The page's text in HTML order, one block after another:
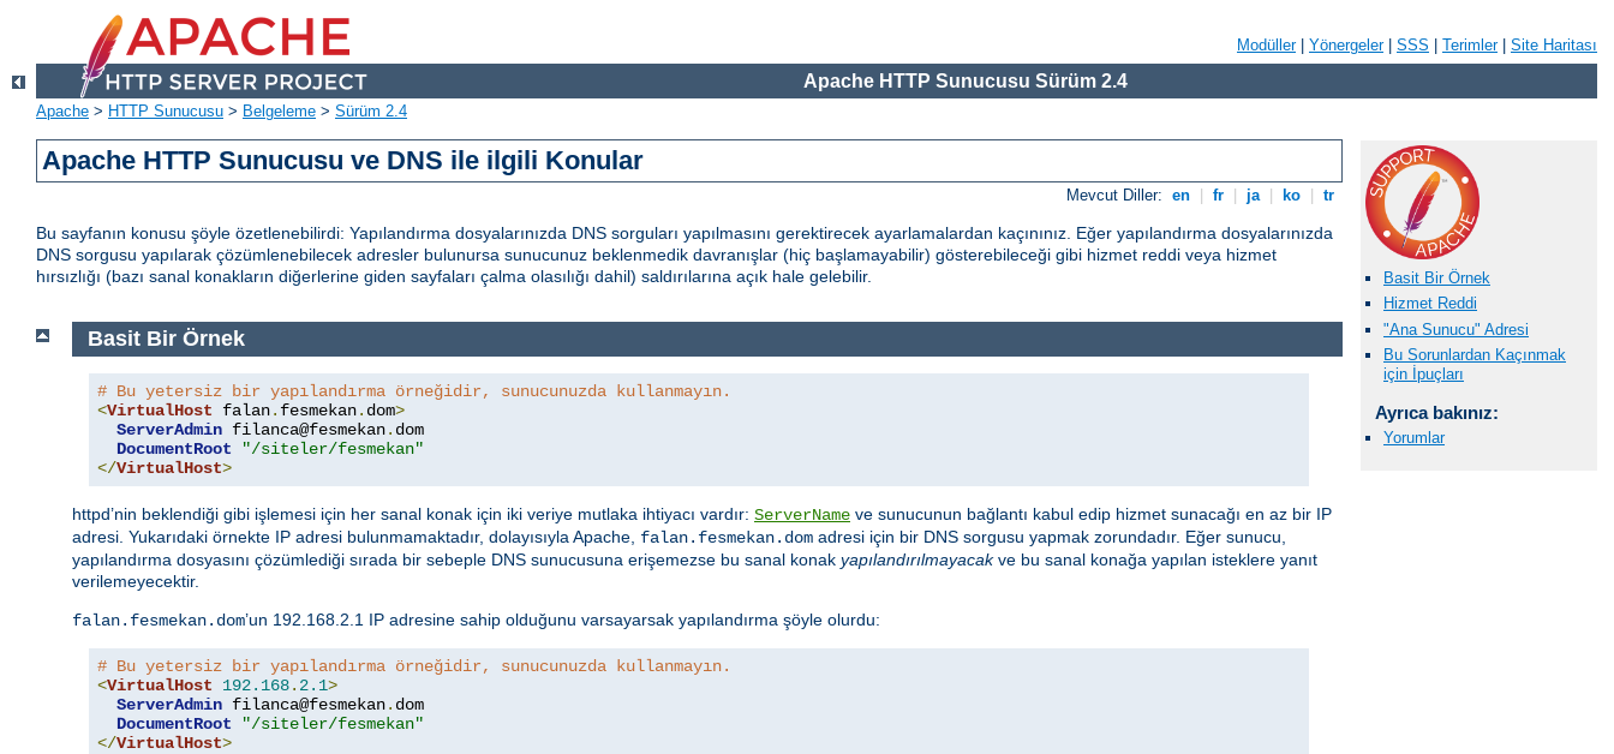
Modüller| Yönergeler| SSS Terimler| Site Haritası
Apache HTTP Sunucusu Sürüm 2.4
Apache > HTTP Sunucusu > Belgeleme > Sürüm 2.4
Apache HTTP Sunucusu ve DNS ile ilgili Konular
Mevcut Diller: en fr ja ko tr
Bu sayfanın konusu şöyle özetlenebilirdi: Yapılandırma dosyalarınızda DNS sorguları yapılmasını gerektirecek ayarlamalardan kaçınınız. Eğer yapılandırma dosyalarınızda
DNS sorgusu yapılarak çözümlenebilecek adresler bulunursa sunucunuz beklenmedik davranışlar (hiç başlamayabilir) gösterebileceği gibi hizmet reddi veya hizmet
hırsızlığı (bazı sanal konakların diğerlerine giden sayfaları çalma olasılığı dahil) saldırılarına açık hale gelebilir.
Basit Bir Örnek
Hizmet Reddi
"Ana Sunucu" Adresi
Bu Sorunlardan Kaçınmak
için İpuçları
Ayrıca bakınız:
Yorumlar
Basit Bir Örnek
# Bu yetersiz bir yapılandırma örneğidir, sunucunuzda kullanmayın.
<VirtualHost falan. fesmekan. dom>
ServerAdmin filanca@fesmekan. dom
DocumentRoot
"/siteler/fesmekan"
</VirtualHost>
httpd’nin beklendiği gibi işlemesi için her sanal konak için iki veriye mutlaka ihtiyacı vardır: ServerName ve sunucunun bağlantı kabul edip hizmet sunacağı en az bir IP
adresi. Yukarıdaki örnekte IP adresi bulunmamaktadır, dolayısıyla Apache, falan.fesmekan.dom adresi için bir DNS sorgusu yapmak zorundadır. Eğer sunucu,
yapılandırma dosyasını çözümlediği sırada bir sebeple DNS sunucusuna erişemezse bu sanal konak yapılandırılmayacakve bu sanal konağa yapılan isteklere yanıt
verilemeyecektir.
falan.fesmekan.dom’un 192.168.2.1 IP adresine sahip olduğunu varsayarsak yapılandırma şöyle olurdu:
# Bu yetersiz bir yapılandırma örneğidir, sunucunuzda kullanmayın.
<VirtualHost 192.168. 2.1>
ServerAdmin filanca@fesmekan. dom
DocumentRoot
"/siteler/fesmekan"
</VirtualHost>